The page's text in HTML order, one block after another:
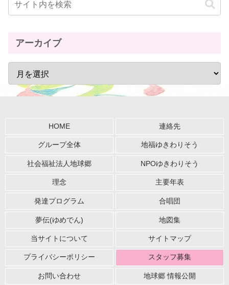
アーカイブ
HOME 連絡先
グループ全体 地福ゆきわりそう
社会福祉法人地球郷 NPOゆきわりそう
理念 主要年表
発達プログラム 合唱団
夢伝(ゆめでん) 地図集
当サイトについて サイトマップ
プライバシーポリシー スタッフ募集
お問い合わせ 地球郷 情報公開